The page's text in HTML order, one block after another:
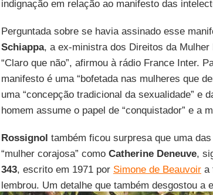
indignação em relação ao manifesto das
Perguntada sobre se havia assinado esse
Schiappa, a ex-ministra dos Direitos da Mulher
“Claro que não”, afirmou à rádio France Inter.
manifesto é uma “bofetada nas mulheres que
uma “concepção tradicional da sexualidade” e
homem assume o papel de “conquistador” e a
Rossignol também ficou surpresa que uma
“mulher corajosa” como Catherine Deneuve,
343, escrito em 1971 por Simone de Beauvoira
lembrou. Um detalhe que também desgostou a